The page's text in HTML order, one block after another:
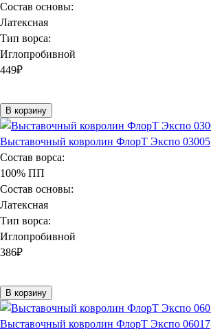
Состав основы:
Латексная
Тип ворса:
Иглопробивной
449₽
В корзину
Выставочный ковролин ФлорТ Экспо 03005
Состав ворса:
100% ПП
Состав основы:
Латексная
Тип ворса:
Иглопробивной
386₽
В корзину
Выставочный ковролин ФлорТ Экспо 06017